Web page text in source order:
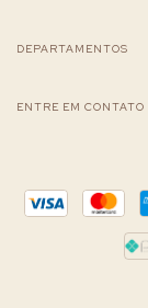
DEPARTAMENTOS
ENTRE EM CONTATO